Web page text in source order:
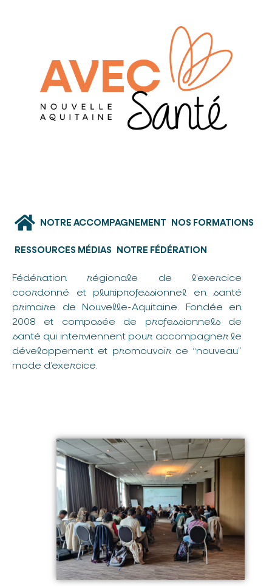
NOTRE ACCOMPAGNEMENT NOS FORMATIONS
RESSOURCES MÉDIAS NOTRE FÉDÉRATION
Fédération régionale de l’exercice
coordonné et pluriprofessionnel en santé
primaire de Nouvelle-Aquitaine. Fondée en
2008 et composée de professionnels de
santé qui interviennent pour accompagner le
développement et promouvoir ce “nouveau”
mode d’exercice.